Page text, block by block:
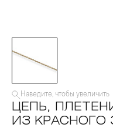
Наведите, чтобы увеличить
ЦЕПЬ,
ИЗ КРАСНОГО